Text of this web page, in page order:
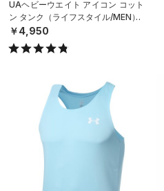
UAヘビーウエイト アイコン コット
ン タンク（ライフスタイル/MEN）
￥4,950